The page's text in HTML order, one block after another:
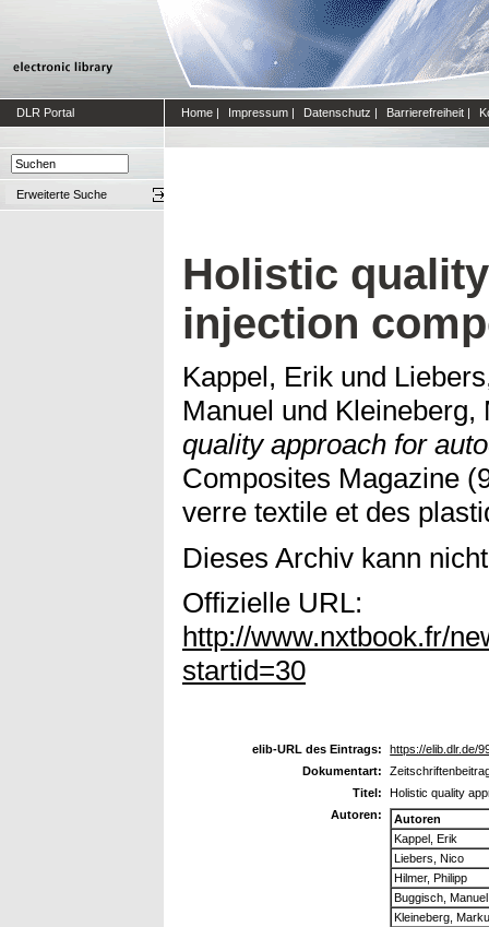
DLR Portal Home | Impressum | Datenschutz | Barrierefreiheit |
Erweiterte Suche
Holistic
injection
Kappel, Erik und
Manuel und Kleineberg,
quality approach for
Composites Magazine
verre textile et des
Dieses Archiv kann
Offizielle URL:
http://www.nxtbook.fr/
startid=30
elib-URL des Eintrags:
https://elib.dlr.de/
Dokumentart:
Titel:
Holistic quality
Autoren:
Autoren
Kappel, Erik
Liebers, Nico
Hilmer, Philipp
Buggisch, Manuel
Kleineberg,